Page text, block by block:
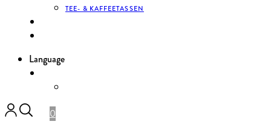
TEE- & KAFFEETASSEN
Language
0